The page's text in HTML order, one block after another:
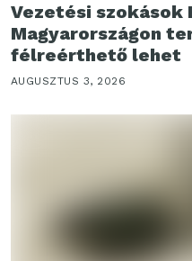
Vezetési szokások
Magyarországon
félreérthető lehet
AUGUSZTUS 3, 2026